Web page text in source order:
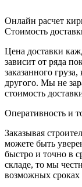
Онлайн расчет
Стоимость
Цена доставки
зависит от ряда
заказанного
другого. Мы не
стоимость
Оперативность и
Заказывая
можете быть
быстро и точно в
складе, то мы
возможных сроках